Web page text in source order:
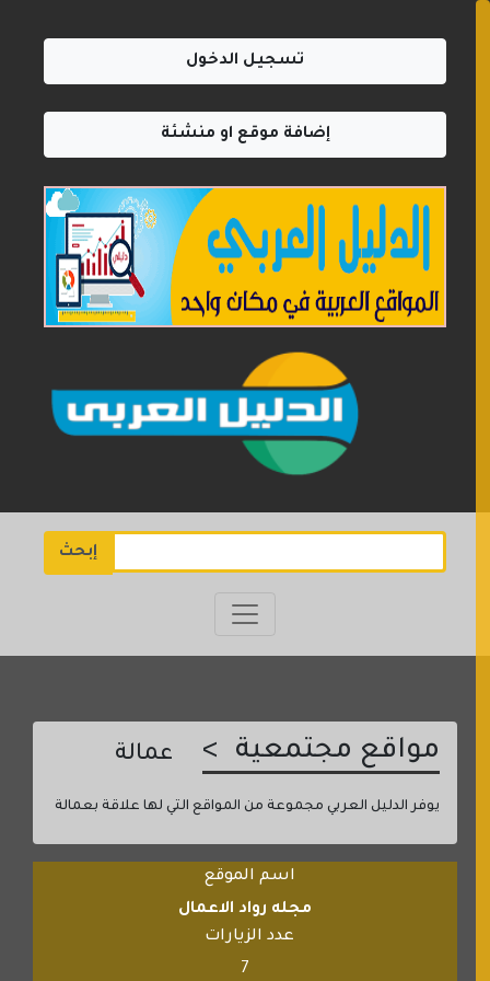
تسجيل الدخول
إضافة موقع او منشئة
إبحث
مواقع مجتمعية عمالة
يوفر الدليل العربي مجموعة من المواقع التي لها علاقة بعمالة
اسم الموقع
مجله رواد الاعمال
عدد الزيارات
7